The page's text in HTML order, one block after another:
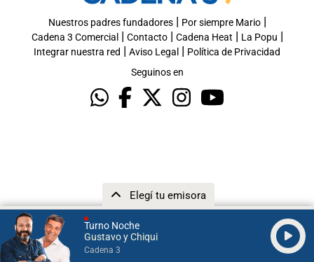
Turno Noche
Gustavo y Chiqui
Cadena 3
Elegí tu emisora
Nuestros padres fundadores| Por siempre Mario|
Cadena 3 Comercial | Contacto| Cadena Heat | La Popu |
Integrar nuestra red | Aviso Legal | Política de Privacidad
Seguinos en